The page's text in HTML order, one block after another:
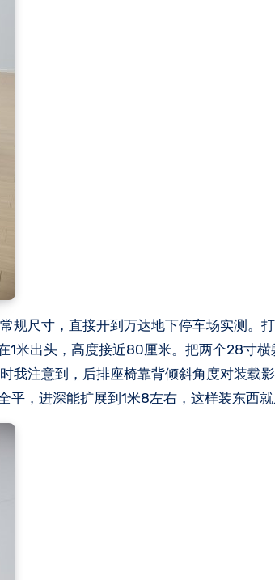
规尺寸，直接开到万达地下停车场实测。
米出头，高度接近80厘米。把两个28寸
我注意到，后排座椅靠背倾斜角度对装载
，进深能扩展到1米8左右，这样装东西就